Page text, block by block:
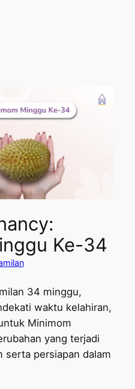
Ke-34
34 minggu,
waktu kelahiran,
Minimom
yang terjadi
serta persiapan dalam